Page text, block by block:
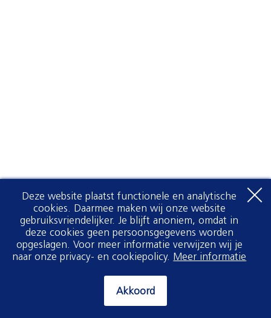
Deze website plaatst functionele en analytische
cookies. Daarmee maken wij onze website
gebruiksvriendelijker. Je blijft anoniem, omdat in
deze cookies geen persoonsgegevens worden
opgeslagen. Voor meer informatie verwijzen wij je
naar onze privacy- en cookiepolicy. Meer informatie
Akkoord